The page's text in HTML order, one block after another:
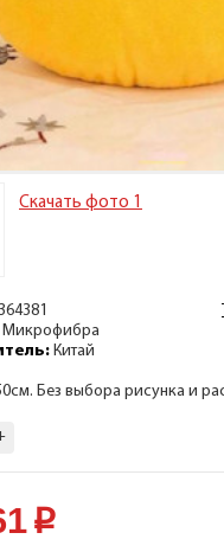
Скачать фото 1
Микрофибра
Китай
Без выбора рисунка и
p